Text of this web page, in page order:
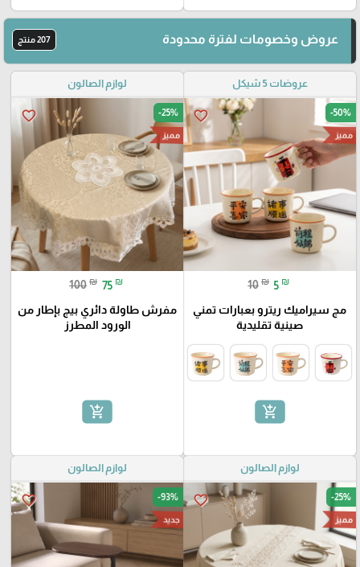
عروض وخصومات لفترة محدودة 207 منتج
عروضات 5 شيكل
favorite_border -50%
مميز
10 ₪ 5 ₪
مج سيراميك ريترو بعبارات تمني
صينية تقليدية
add_shopping_cart
لوازم الصالون
favorite_border -25%
مميز
100 ₪ 75 ₪
مفرش طاولة دائري بيج بإطار من
الورود المطرز
add_shopping_cart
لوازم الصالون
favorite_border -25%
مميز
لوازم الصالون
favorite_border -93%
جديد